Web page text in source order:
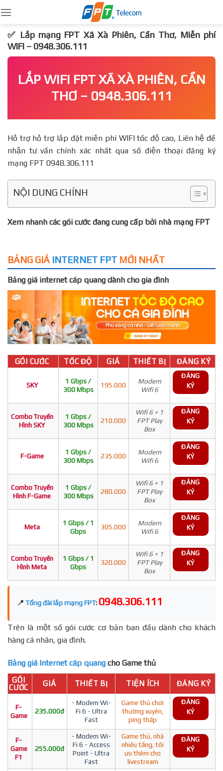
to
content
✅ Lắp mạng FPT Xã Xà Phiên, Cần Thơ, Miễn phí
WIFI – 0948.306.111
LẮP WIFI FPT XÃ XÀ PHIÊN, CẦN
THƠ – 0948.306.111
Hỗ trợ hỗ trợ lắp đặt miễn phí WIFI tốc độ cao, Liên hệ để
nhận tư vấn chính xác nhất qua số điện thoại đăng ký
mạng FPT 0948.306.111
NỘI DUNG CHÍNH
Xem nhanh các gói cước đang cung cấp bởi nhà mạng FPT
BẢNG GIÁ INTERNET FPT MỚI NHẤT
Bảng giá internet cáp quang dành cho gia đình
GÓI CƯỚC TỐC ĐỘ GIÁ THIẾT BỊ ĐĂNG KÝ
SKY
1 Gbps /
300 Mbps
195.000
Modem
Wifi 6
ĐĂNG
KÝ
Combo Truyền
Hình SKY
1 Gbps /
300 Mbps
210.000
Wifi 6 + 1
FPT Play
Box
ĐĂNG
KÝ
F-Game
1 Gbps /
300 Mbps
235.000
Modem
Wifi 6
ĐĂNG
KÝ
Combo Truyền
Hình F-Game
1 Gbps /
300 Mbps
280.000
Wifi 6 + 1
FPT Play
Box
ĐĂNG
KÝ
Meta
1 Gbps / 1
Gbps
305.000
Modem
Wifi 6
ĐĂNG
KÝ
Combo Truyền
Hình Meta
1 Gbps / 1
Gbps
320.000
Wifi 6 + 1
FPT Play
Box
ĐĂNG
KÝ
📍 Tổng đài lắp mạng FPT: 0948.306.111
Trên là một số gói cước cơ bản ban đầu dành cho khách
hàng cá nhân, gia đình.
Bảng giá Internet cáp quang cho Game thủ
GÓI
CƯỚC
GIÁ THIẾT BỊ TIỆN ÍCH ĐĂNG KÝ
F-
Game
235.000đ
- Modem Wi-
Fi 6 - Ultra
Fast
Game thủ chơi
thường xuyên,
ping thấp
ĐĂNG
KÝ
F-
Game
F1
255.000đ
- Modem Wi-
Fi 6 - Access
Point - Ultra
Fast
Game thủ, nhà
nhiều tầng, tối
ưu thêm cho
livestream
ĐĂNG
KÝ